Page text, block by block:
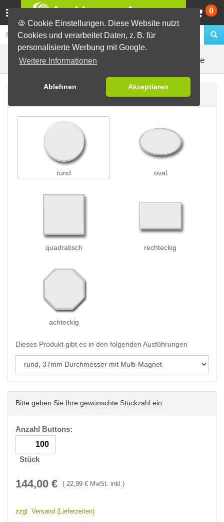
🍪 Cookie Einstellungen. Diese Website nutzt
Cookies und verarbeitet Daten, z. B. für
personalisierte Werbung mit Google.
Weitere Informationen
Ablehnen Akzeptieren
0
Buttons erstellen Magnetbuttons Kleidungsmagnete
rund oval
quadratisch rechteckig
achteckig
Dieses Produkt gibt es in den folgenden Ausführungen
Bitte geben Sie Ihre gewünschte Stückzahl ein
Anzahl Buttons:
Stück
144,00 € ( 22,99 € MwSt. inkl.)
zzgl. Versand (Lieferzeiten)